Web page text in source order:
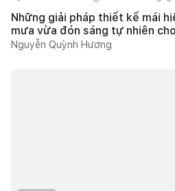
Những giải pháp thiết kế mái
mưa vừa đón sáng tự nhiên
Nguyễn Quỳnh Hương